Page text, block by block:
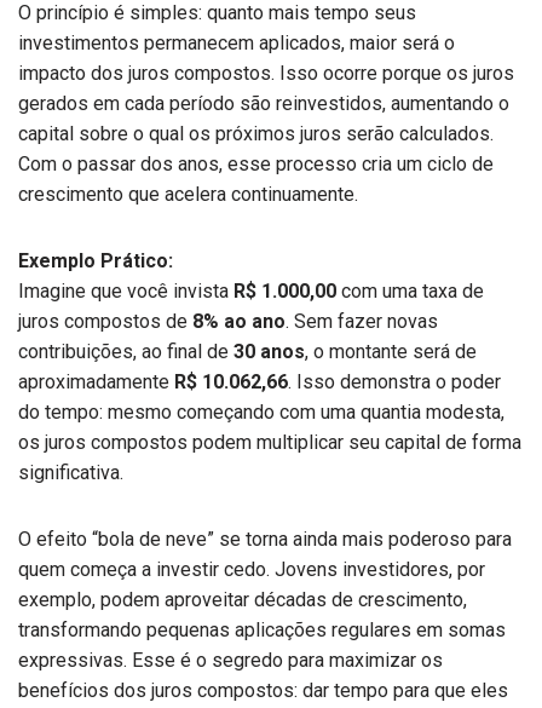
O princípio é simples: quanto mais tempo seus
investimentos permanecem aplicados, maior será o
impacto dos juros compostos. Isso ocorre porque os juros
gerados em cada período são reinvestidos, aumentando o
capital sobre o qual os próximos juros serão calculados.
Com o passar dos anos, esse processo cria um ciclo de
crescimento que acelera continuamente.
Exemplo Prático:
Imagine que você invista R$ 1.000,00 com uma taxa de
juros compostos de 8% ao ano. Sem fazer novas
contribuições, ao final de 30 anos, o montante será de
aproximadamente R$ 10.062,66. Isso demonstra o poder
do tempo: mesmo começando com uma quantia modesta,
os juros compostos podem multiplicar seu capital de forma
significativa.
O efeito “bola de neve” se torna ainda mais poderoso para
quem começa a investir cedo. Jovens investidores, por
exemplo, podem aproveitar décadas de crescimento,
transformando pequenas aplicações regulares em somas
expressivas. Esse é o segredo para maximizar os
benefícios dos juros compostos: dar tempo para que eles